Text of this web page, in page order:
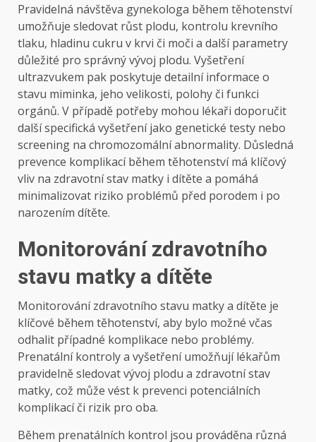
Pravidelná návštěva gynekologa během těhotenství
umožňuje sledovat růst plodu, kontrolu krevního
tlaku, hladinu cukru v krvi či moči a další parametry
důležité pro správný vývoj plodu. Vyšetření
ultrazvukem pak poskytuje detailní informace o
stavu miminka, jeho velikosti, polohy či funkci
orgánů. V případě potřeby mohou lékaři doporučit
další specifická vyšetření jako genetické testy nebo
screening na chromozomální abnormality. Důsledná
prevence komplikací během těhotenství má klíčový
vliv na zdravotní stav matky i dítěte a pomáhá
minimalizovat riziko problémů před porodem i po
narozením dítěte.
Monitorování zdravotního
stavu matky a dítěte
Monitorování zdravotního stavu matky a dítěte je
klíčové během těhotenství, aby bylo možné včas
odhalit případné komplikace nebo problémy.
Prenatální kontroly a vyšetření umožňují lékařům
pravidelně sledovat vývoj plodu a zdravotní stav
matky, což může vést k prevenci potenciálních
komplikací či rizik pro oba.
Během prenatálních kontrol jsou prováděna různá